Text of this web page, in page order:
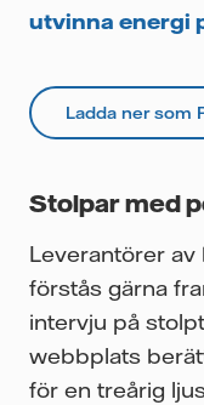
utvinna energi
Ladda ner som
Stolpar med
Leverantörer
förstås gärna
intervju på
webbplats
för en treårig